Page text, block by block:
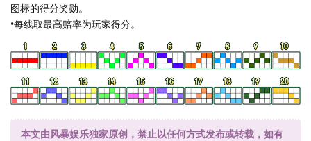
图标的得分奖勋。
•每线取最高赔率为玩家得分。
本文由风暴娱乐独家原创，禁止以任何方式发布或转载，如有